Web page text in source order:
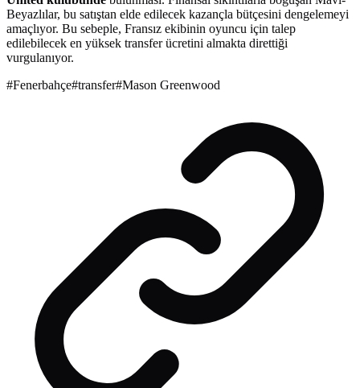
Beyazlılar, bu satıştan elde edilecek kazançla bütçesini dengelemeyi
amaçlıyor. Bu sebeple, Fransız ekibinin oyuncu için talep
edilebilecek en yüksek transfer ücretini almakta direttiği
vurgulanıyor.
#Fenerbahçe#transfer#Mason Greenwood